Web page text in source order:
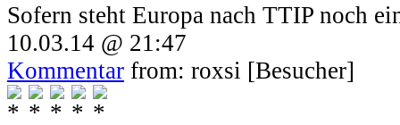
Sofern steht Europa nach TTIP noch
10.03.14 @ 21:47
Kommentar from: roxsi [Besucher]